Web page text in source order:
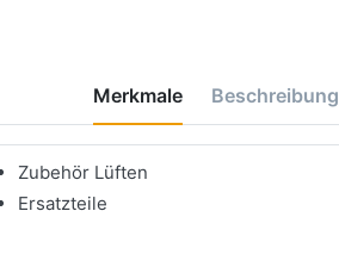
Merkmale Beschreibung
Zubehör Lüften
Ersatzteile